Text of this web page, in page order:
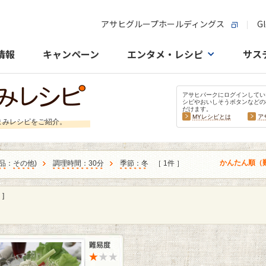
アサヒグループホールディングス
報 キャンペーン エンタメ・レシピ サス
レシピをご紹介。
アサヒパークにログインして
シピやおいしそうボタンなど
だけます。
MYレシピとは
ア
： その他) 調理時間：30分 季節：冬 ［ 1件 ］ かんたん順（
]